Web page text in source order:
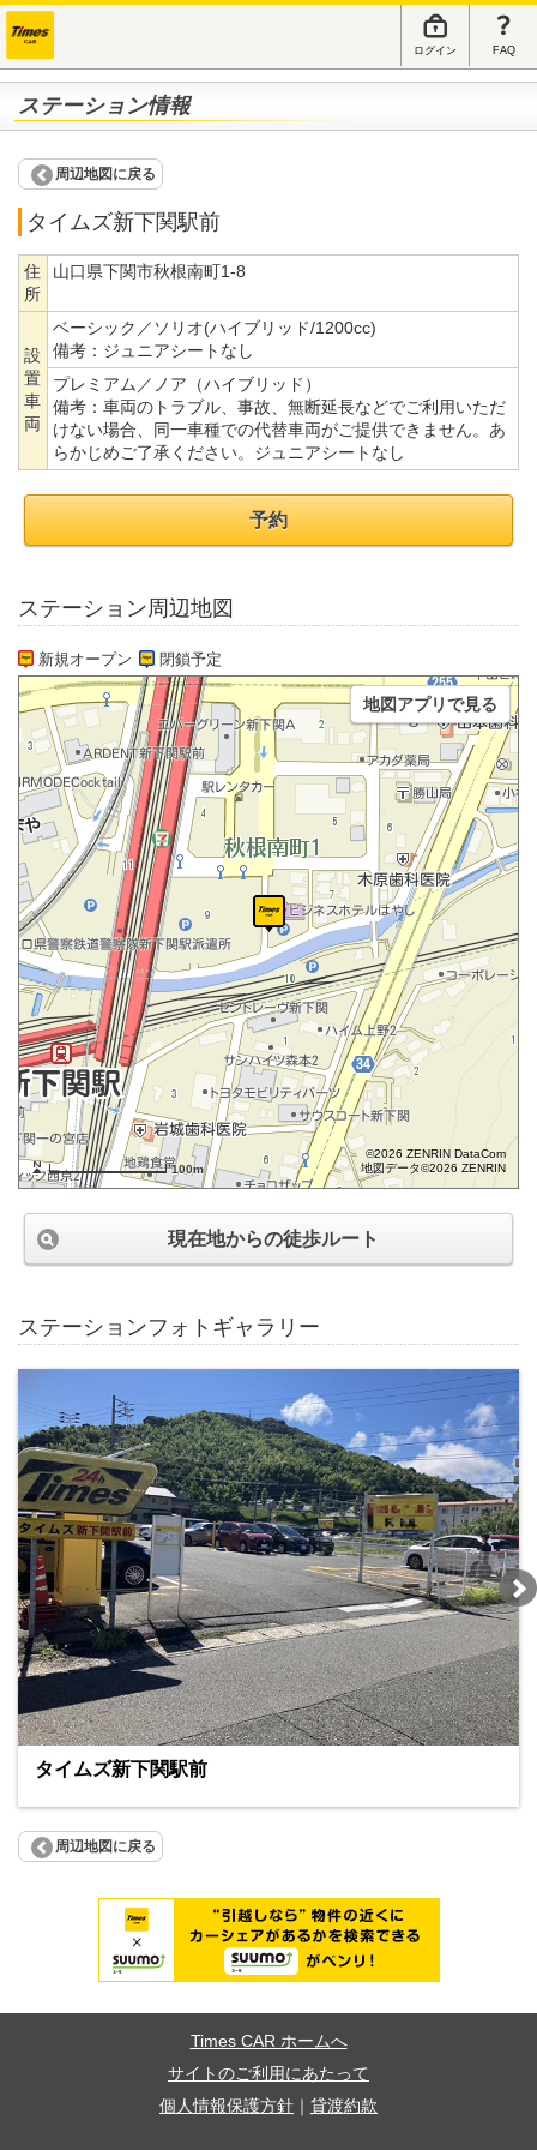
ログイン FAQ
ステーション情報
周辺地図に戻る
タイムズ新下関駅前
住
所
山口県下関市秋根南町1-8
設
置
車
両
ベーシック／ソリオ(ハイブリッド/1200cc)
備考： ジュニアシートなし
プレミアム／ノア（ハイブリッド）
備考： 車両のトラブル、事故、無断延長などでご利用いただ
けない場合、同一車種での代替車両がご提供できません。あ
らかじめご了承ください。ジュニアシートなし
予約
ステーション周辺地図
新規オープン 閉鎖予定
100m
©2026 ZENRIN DataCom
地図データ©2026 ZENRIN
地図アプリで見る
現在地からの徒歩ルート
ステーションフォトギャラリー
タイムズ新下関駅前
周辺地図に戻る
Times CAR ホームへ
サイトのご利用にあたって
個人情報保護方針
貸渡約款